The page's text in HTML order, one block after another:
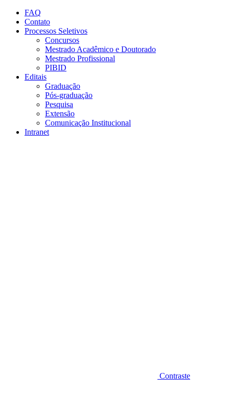
Conteúdo principal
FAQ
Contato
Processos Seletivos
Concursos
Mestrado Acadêmico e Doutorado
Mestrado Profissional
PIBID
Editais
Graduação
Pós-graduação
Pesquisa
Extensão
Comunicação Institucional
Intranet
Contraste